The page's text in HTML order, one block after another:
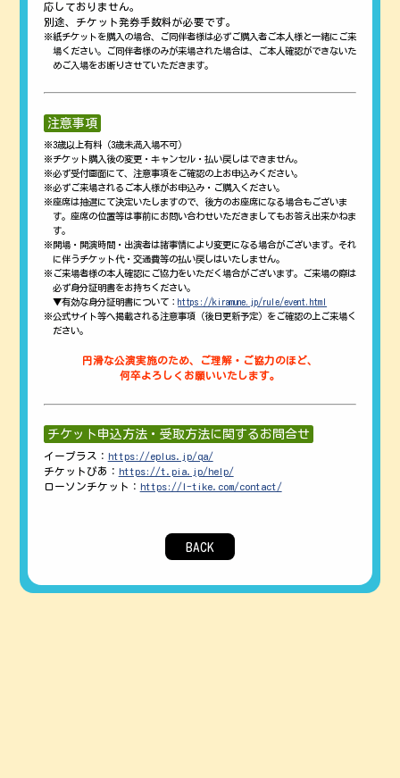
応しておりません。
別途、チケット発券手数料が必要です。
紙チケットを購入の場合、ご同伴者様は必ずご購入者ご本人様と一緒にご来
場ください。ご同伴者様のみが来場された場合は、ご本人確認ができないた
めご入場をお断りさせていただきます。
注意事項
3歳以上有料（3歳未満入場不可）
チケット購入後の変更・キャンセル・払い戻しはできません。
必ず受付画面にて、注意事項をご確認の上お申込みください。
必ずご来場されるご本人様がお申込み・ご購入ください。
座席は抽選にて決定いたしますので、後方のお座席になる場合もございま
す。座席の位置等は事前にお問い合わせいただきましてもお答え出来かねま
す。
開場・開演時間・出演者は諸事情により変更になる場合がございます。それ
に伴うチケット代・交通費等の払い戻しはいたしません。
ご来場者様の本人確認にご協力をいただく場合がございます。ご来場の際は
必ず身分証明書をお持ちください。
▼有効な身分証明書について：https://kiramune.jp/rule/event.html
公式サイト等へ掲載される注意事項（後日更新予定）をご確認の上ご来場く
ださい。
円滑な公演実施のため、ご理解・ご協力のほど、
何卒よろしくお願いいたします。
チケット申込方法・受取方法に関するお問合せ
イープラス： https://eplus.jp/qa/
チケットぴあ： https://t.pia.jp/help/
ローソンチケット： https://l-tike.com/contact/
BACK